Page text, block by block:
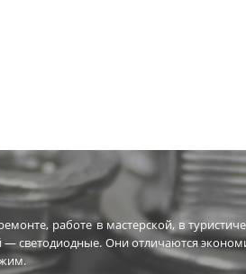
работе в мастерской, в
Они отличаются